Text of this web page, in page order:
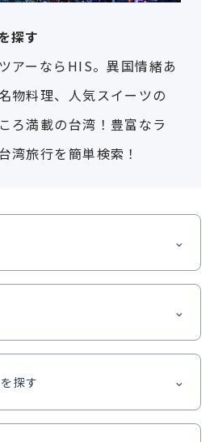
探す
アーならHIS。異国情緒あ
物料理、人気スイーツの
ろ満載の台湾！豊富なラ
湾旅行を簡単検索！
探す